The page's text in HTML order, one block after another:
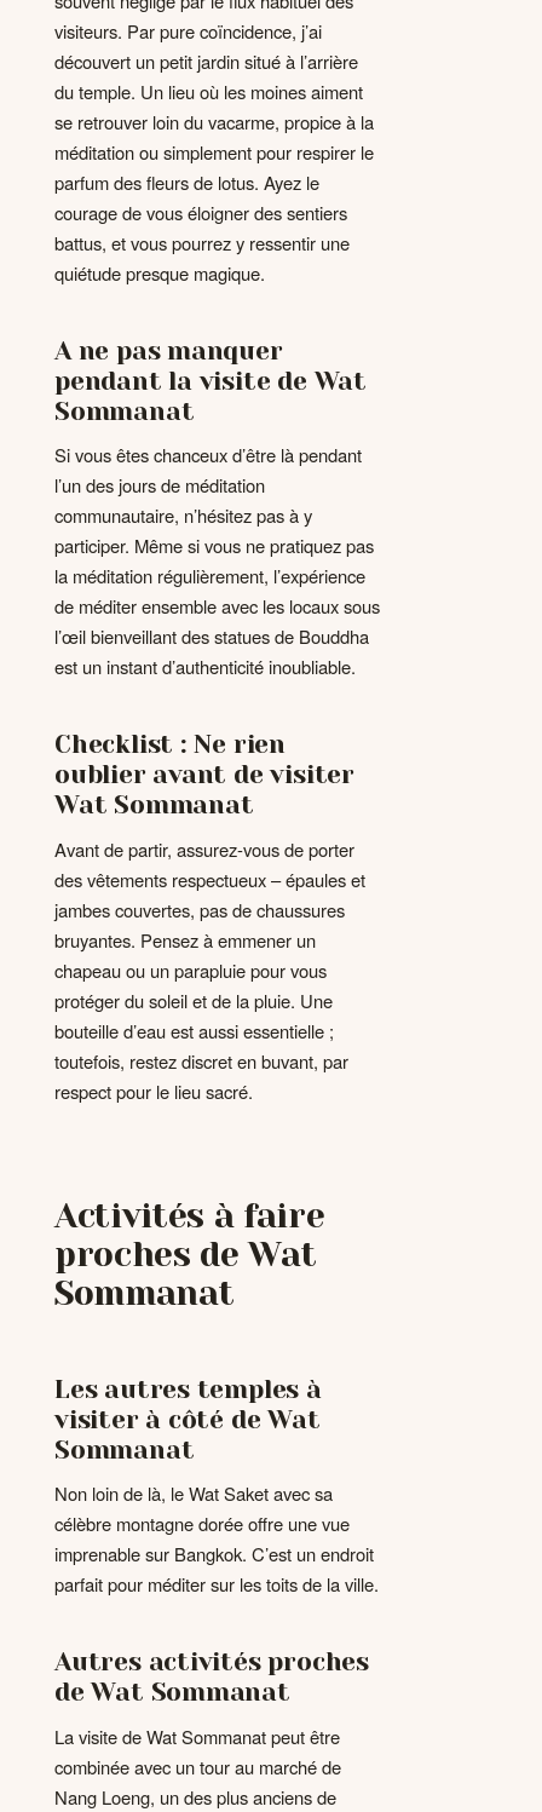
visiteurs. Par pure coïncidence, j’ai
découvert un petit jardin situé à l’arrière
du temple. Un lieu où les moines aiment
se retrouver loin du vacarme, propice à la
méditation ou simplement pour respirer le
parfum des fleurs de lotus. Ayez le
courage de vous éloigner des sentiers
battus, et vous pourrez y ressentir une
quiétude presque magique.
A ne pas manquer
pendant la visite de Wat
Sommanat
Si vous êtes chanceux d’être là pendant
l’un des jours de méditation
communautaire, n’hésitez pas à y
participer. Même si vous ne pratiquez pas
la méditation régulièrement, l’expérience
de méditer ensemble avec les locaux sous
l’œil bienveillant des statues de Bouddha
est un instant d’authenticité inoubliable.
Checklist : Ne rien
oublier avant de visiter
Wat Sommanat
Avant de partir, assurez-vous de porter
des vêtements respectueux – épaules et
jambes couvertes, pas de chaussures
bruyantes. Pensez à emmener un
chapeau ou un parapluie pour vous
protéger du soleil et de la pluie. Une
bouteille d’eau est aussi essentielle ;
toutefois, restez discret en buvant, par
respect pour le lieu sacré.
Activités à faire
proches de Wat
Sommanat
Les autres temples à
visiter à côté de Wat
Sommanat
Non loin de là, le Wat Saket avec sa
célèbre montagne dorée offre une vue
imprenable sur Bangkok. C’est un endroit
parfait pour méditer sur les toits de la ville.
Autres activités proches
de Wat Sommanat
La visite de Wat Sommanat peut être
combinée avec un tour au marché de
Nang Loeng, un des plus anciens de